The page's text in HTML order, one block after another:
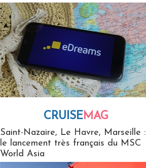
CRUISEMAG
Saint-Nazaire, Le Havre, Marseille :
le lancement très français du MSC
World Asia